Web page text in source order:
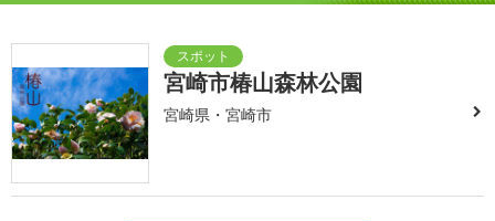
宮崎市椿山森林公園
宮崎県・宮崎市